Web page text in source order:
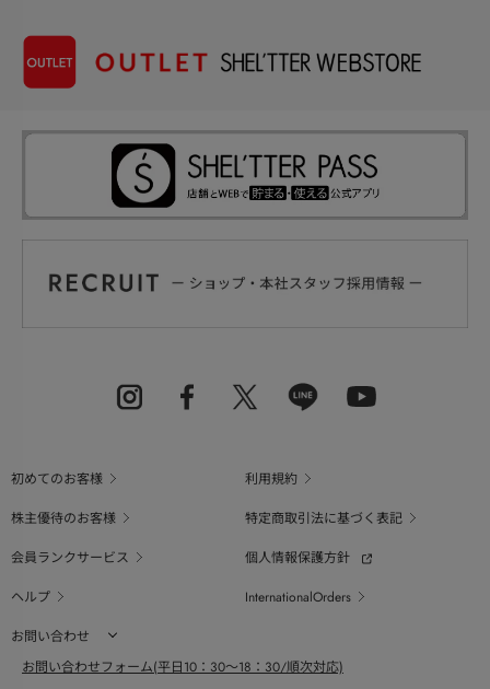
初めてのお客様
利用規約
株主優待のお客様
特定商取引法に基づく表記
会員ランクサービス
個人情報保護方針
ヘルプ
InternationalOrders
お問い合わせ
お問い合わせフォーム(平日10：30～18：30/順次対応)